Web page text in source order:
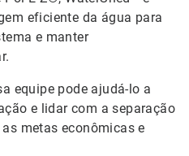
eficiente da água para
e manter
equipe pode ajudá-lo a
e lidar com a separação
metas econômicas e